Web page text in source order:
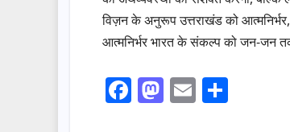
विज़न के अनुरूप उत्तराखंड को
आत्मनिर्भर भारत के संकल्प को जन-जन
F
M
E